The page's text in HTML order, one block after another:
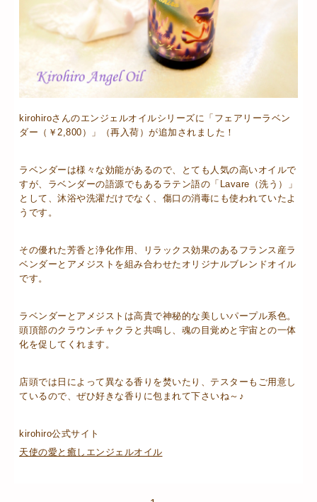
kirohiroさんのエンジェルオイルシリーズに「フェアリーラベン
ダー（￥2,800）」（再入荷）が追加されました！
ラベンダーは様々な効能があるので、とても人気の高いオイルで
すが、ラベンダーの語源でもあるラテン語の「Lavare（洗う）」
として、沐浴や洗濯だけでなく、傷口の消毒にも使われていたよ
うです。
その優れた芳香と浄化作用、リラックス効果のあるフランス産ラ
ベンダーとアメジストを組み合わせたオリジナルブレンドオイル
です。
ラベンダーとアメジストは高貴で神秘的な美しいパープル系色。
頭頂部のクラウンチャクラと共鳴し、魂の目覚めと宇宙との一体
化を促してくれます。
店頭では日によって異なる香りを焚いたり、テスターもご用意し
ているので、ぜひ好きな香りに包まれて下さいね～♪
kirohiro公式サイト
天使の愛と癒しエンジェルオイル